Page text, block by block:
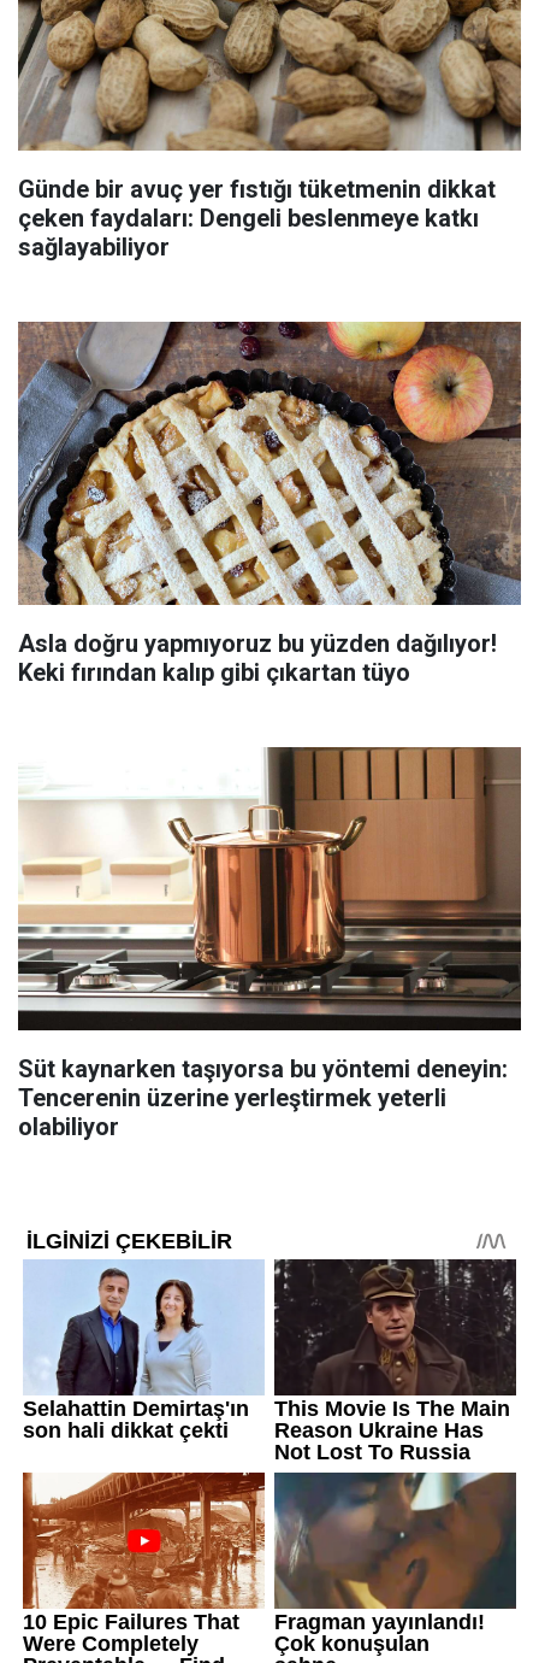
Günde bir avuç yer fıstığı tüketmenin dikkat
çeken faydaları: Dengeli beslenmeye katkı
sağlayabiliyor
Asla doğru yapmıyoruz bu yüzden dağılıyor!
Keki fırından kalıp gibi çıkartan tüyo
Süt kaynarken taşıyorsa bu yöntemi deneyin:
Tencerenin üzerine yerleştirmek yeterli
olabiliyor